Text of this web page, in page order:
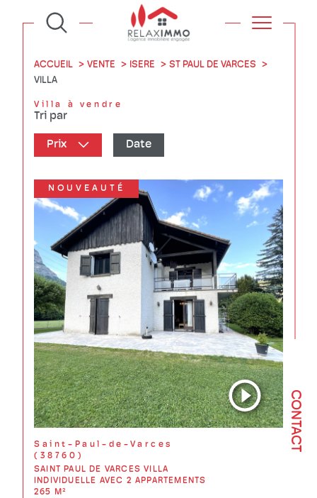
CONTACT
ACCUEIL VENTE ISERE
ST PAUL DE VARCES
VILLA
Villa à vendre
Tri par
Prix Date
NOUVEAUTÉ
Saint-Paul-de-Varces
(38760)
SAINT PAUL DE VARCES VILLA
INDIVIDUELLE AVEC 2 APPARTEMENTS
265 M²